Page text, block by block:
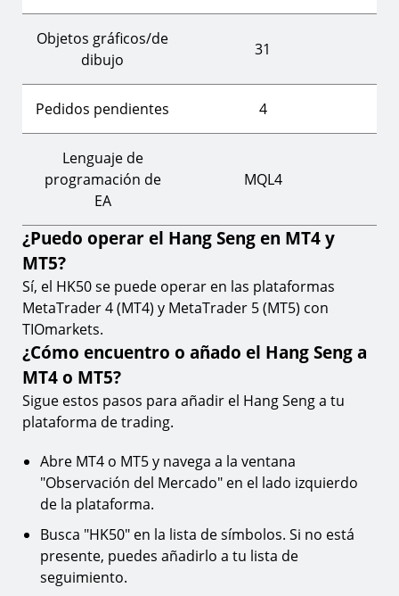
Objetos gráficos/de
dibujo
31
Pedidos pendientes 4
Lenguaje de
programación de
EA
MQL4
¿Puedo operar el Hang Seng en MT4 y
MT5?
Sí, el HK50 se puede operar en las plataformas
MetaTrader 4 (MT4) y MetaTrader 5 (MT5) con
TIOmarkets.
¿Cómo encuentro o añado el Hang Seng a
MT4 o MT5?
Sigue estos pasos para añadir el Hang Seng a tu
plataforma de trading.
Abre MT4 o MT5 y navega a la ventana
"Observación del Mercado" en el lado izquierdo
de la plataforma.
Busca "HK50" en la lista de símbolos. Si no está
presente, puedes añadirlo a tu lista de
seguimiento.